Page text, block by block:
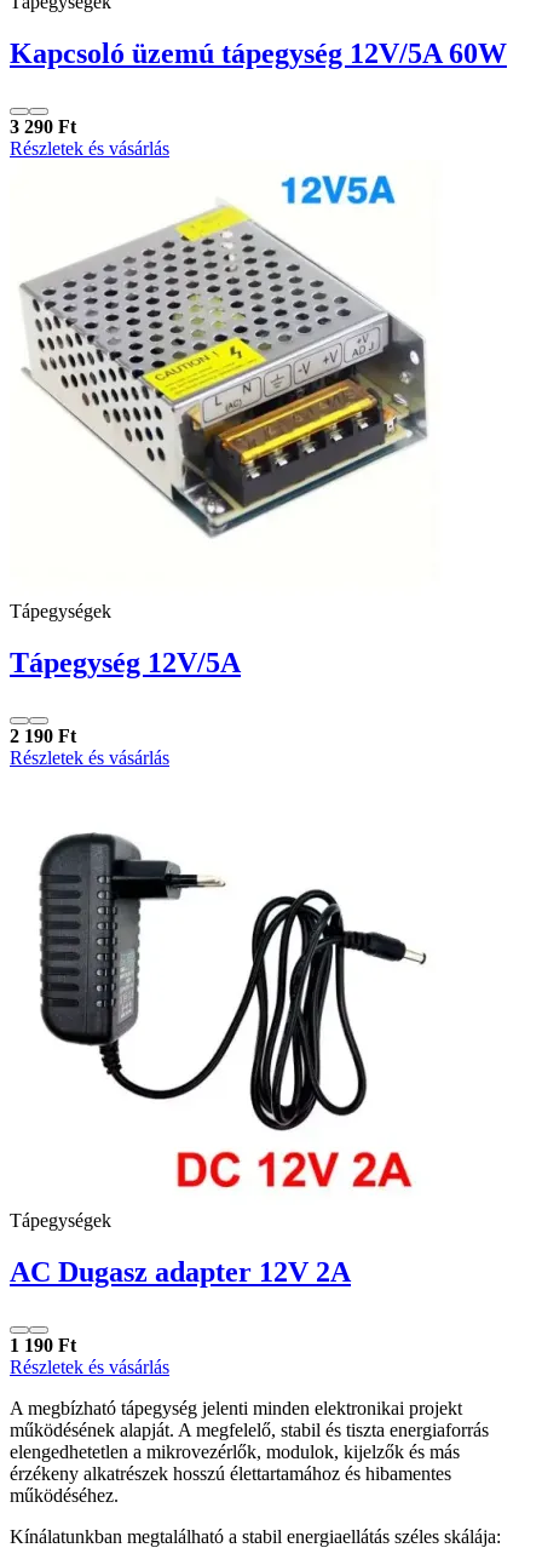
Kapcsoló üzemú tápegység 12V/5A 60W
3 290 Ft
Részletek és vásárlás
Tápegységek
Tápegység 12V/5A
2 190 Ft
Részletek és vásárlás
Tápegységek
AC Dugasz adapter 12V 2A
1 190 Ft
Részletek és vásárlás
A megbízható tápegység jelenti minden elektronikai projekt
működésének alapját. A megfelelő, stabil és tiszta energiaforrás
elengedhetetlen a mikrovezérlők, modulok, kijelzők és más
érzékeny alkatrészek hosszú élettartamához és hibamentes
működéséhez.
Kínálatunkban megtalálható a stabil energiaellátás széles skálája: